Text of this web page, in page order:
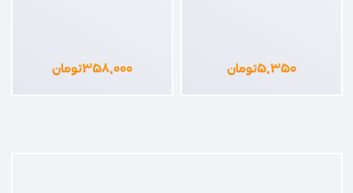
۵,۳۵۰تومان ۳۵۸,۰۰۰تومان